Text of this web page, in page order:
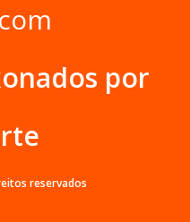
por
reservados